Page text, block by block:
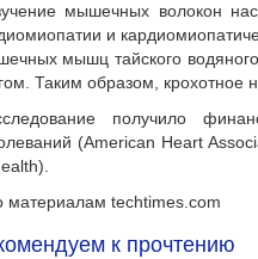
мышечных волокон
и
мышц тайского
Таким образом, крохотное
получило
(American Heart
материалам techtimes.com
к прочтению